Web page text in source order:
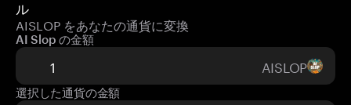
ル
AISLOP をあなたの通貨に変換
AI Slop の金額
AISLOP
選択した通貨の金額